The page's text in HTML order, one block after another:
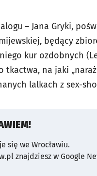
– Jana Gryki,
będący
kur ozdobnych
na jaki
lalkach z sex-
się we Wrocławiu.
znajdziesz w Google